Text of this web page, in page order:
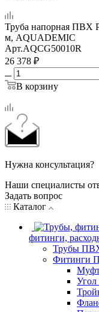
Труба напорная ПВХ
м, AQUADEMIC
Арт.AQCG50010R
26 378 ₽
В корзину
Нужна консультация?
Наши специалисты
Задать вопрос
Каталог
фитинги,
Трубы
Фитинги
Угол